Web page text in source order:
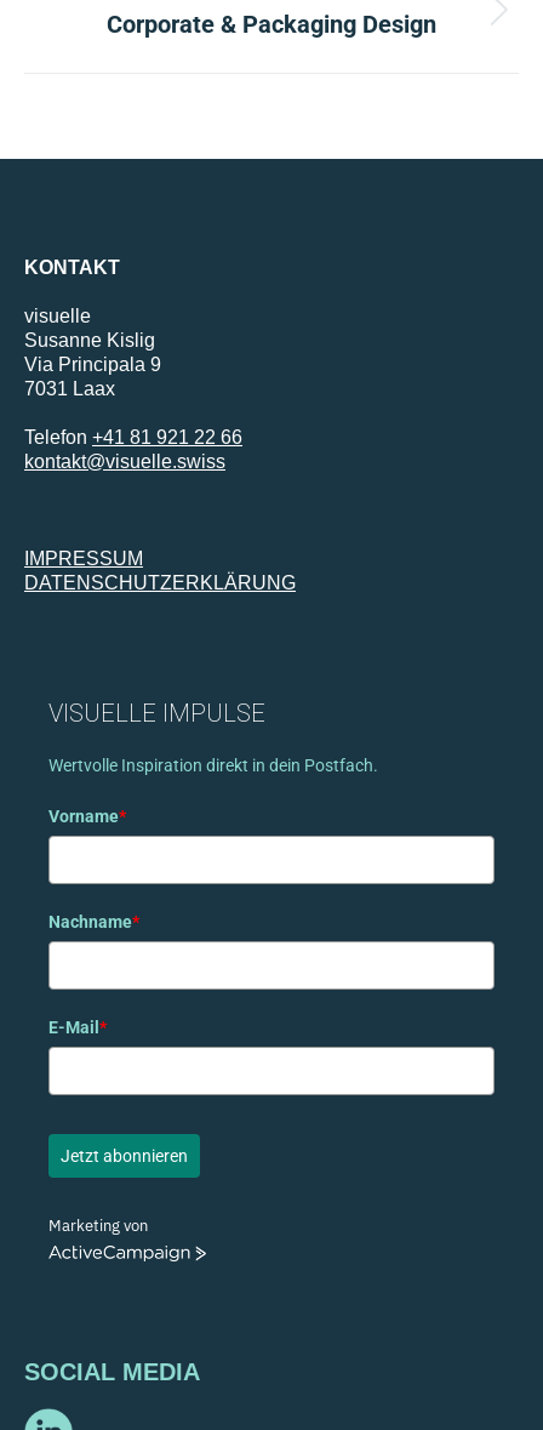
Next
Corporate & Packaging Design
KONTAKT
visuelle
Susanne Kislig
Via Principala 9
7031 Laax
Telefon +41 81 921 22 66
kontakt@visuelle.swiss
IMPRESSUM
DATENSCHUTZERKLÄRUNG
VISUELLE IMPULSE
Wertvolle Inspiration direkt in dein Postfach.
Vorname*
Nachname*
E-Mail *
Jetzt abonnieren
Marketing von
ActiveCampaign
SOCIAL MEDIA